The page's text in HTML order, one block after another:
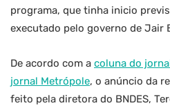
programa, que tinha inicio
executado pelo governo de Jair
De acordo com a coluna do
jornal Metrópole, o anúncio da
feito pela diretora do BNDES,